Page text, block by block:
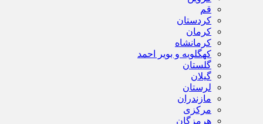
قم
کردستان
کرمان
کرمانشاه
کهگلویه و بویر احمد
گلستان
گیلان
لرستان
مازندران
مرکزی
هرمزگان